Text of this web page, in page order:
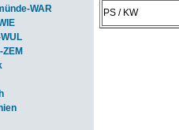
WAR
PS / KW